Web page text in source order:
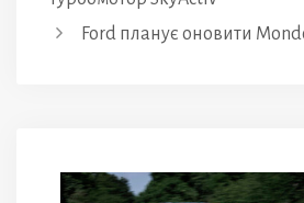
Ford планує оновити